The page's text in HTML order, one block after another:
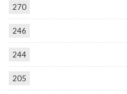
270
246
244
205